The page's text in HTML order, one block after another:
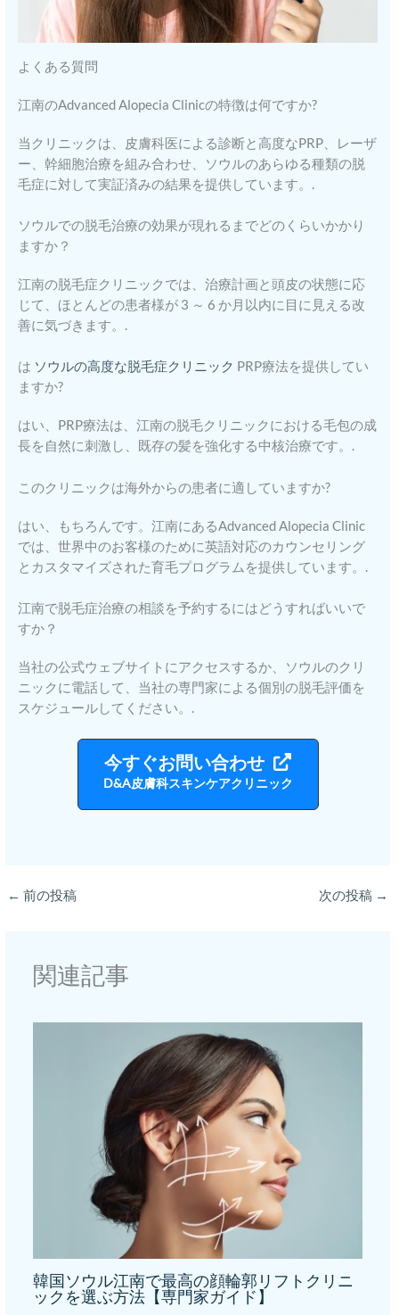
よくある質問
江南のAdvanced Alopecia Clinicの特徴は何ですか?
当クリニックは、皮膚科医による診断と高度なPRP、レーザ
ー、幹細胞治療を組み合わせ、ソウルのあらゆる種類の脱
毛症に対して実証済みの結果を提供しています。.
ソウルでの脱毛治療の効果が現れるまでどのくらいかかり
ますか？
江南の脱毛症クリニックでは、治療計画と頭皮の状態に応
じて、ほとんどの患者様が 3 ～ 6 か月以内に目に見える改
善に気づきます。.
は ソウルの高度な脱毛症クリニック PRP療法を提供してい
ますか?
はい、PRP療法は、江南の脱毛クリニックにおける毛包の成
長を自然に刺激し、既存の髪を強化する中核治療です。.
このクリニックは海外からの患者に適していますか?
はい、もちろんです。江南にあるAdvanced Alopecia Clinic
では、世界中のお客様のために英語対応のカウンセリング
とカスタマイズされた育毛プログラムを提供しています。.
江南で脱毛症治療の相談を予約するにはどうすればいいで
すか？
当社の公式ウェブサイトにアクセスするか、ソウルのクリ
ニックに電話して、当社の専門家による個別の脱毛評価を
スケジュールしてください。.
今すぐお問い合わせ
D&A皮膚科スキンケアクリニック
← 前の投稿 次の投稿 →
関連記事
韓国ソウル江南で最高の顔輪郭リフトクリニ
ックを選ぶ方法【専門家ガイド】